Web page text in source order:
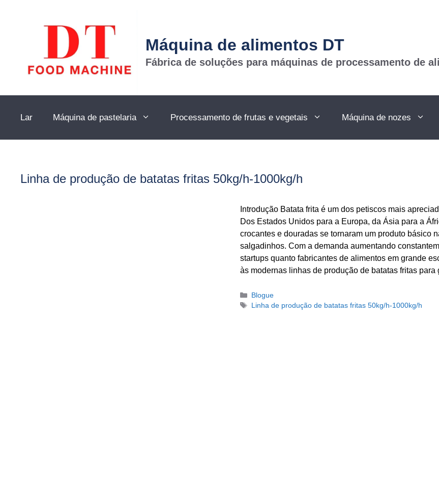
Máquina de alimentos DT
Fábrica de soluções para máquinas de processamento de
Lar Máquina de pastelaria Processamento de frutas e vegetais Máquina de nozes
Linha de produção de batatas fritas 50kg/h-1000kg/h
Introdução Batata frita é um dos petiscos mais
Dos Estados Unidos para a Europa, da Ásia para a
crocantes e douradas se tornaram um produto básico
salgadinhos. Com a demanda aumentando
startups quanto fabricantes de alimentos em grande
às modernas linhas de produção de batatas fritas
Categorias
Blogue
Tag
Linha de produção de batatas fritas 50kg/h-1000kg/h